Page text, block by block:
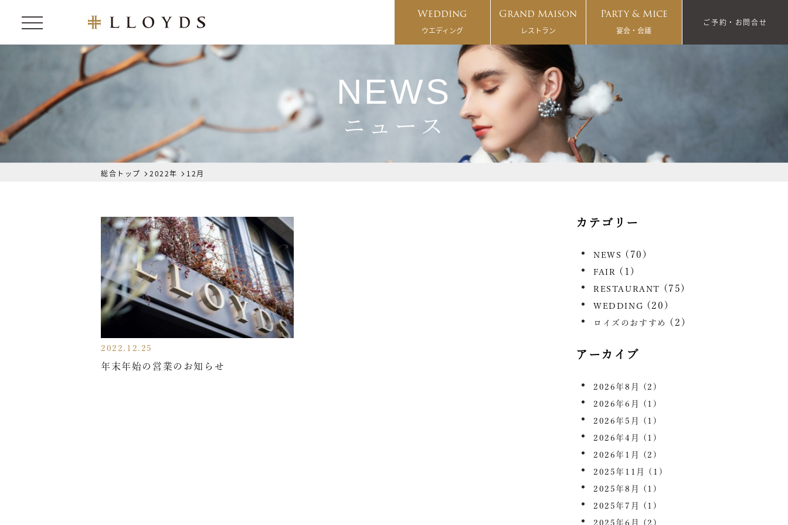
Wedding
ウエディング
Grand Maison
レストラン
Party & Mice
宴会・会議
ご予約・お問合せ
NEWS
ニュース
総合トップ 2022年 12月
2022.12.25
年末年始の営業のお知らせ
カテゴリー
NEWS (70)
FAIR (1)
RESTAURANT (75)
WEDDING (20)
ロイズのおすすめ (2)
アーカイブ
2026年8月 (2)
2026年6月 (1)
2026年5月 (1)
2026年4月 (1)
2026年1月 (2)
2025年11月 (1)
2025年8月 (1)
2025年7月 (1)
2025年6月 (2)